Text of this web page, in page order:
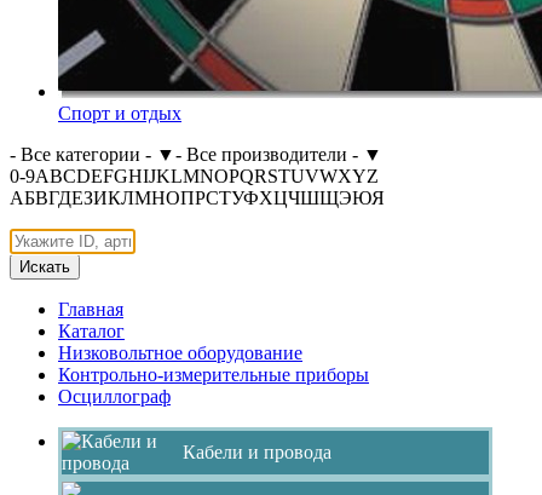
Спорт и отдых
- Все категории - ▼- Все производители - ▼
0-9ABCDEFGHIJKLMNOPQRSTUVWXYZ
АБВГДЕЗИКЛМНОПРСТУФХЦЧШЩЭЮЯ
Искать
Главная
Каталог
Низковольтное оборудование
Контрольно-измерительные приборы
Осциллограф
Кабели и провода